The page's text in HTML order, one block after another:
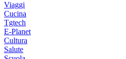
Viaggi
Cucina
Tgtech
E-Planet
Cultura
Salute